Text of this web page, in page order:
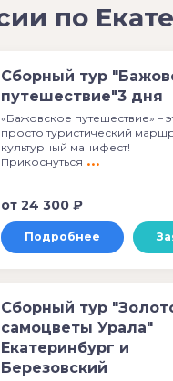
по
Сборный тур
путешествие"3 дня
«Бажовское путешествие» –
просто туристический
культурный манифест!
Прикоснуться
от 24 300 ₽
Подробнее
Сборный тур
самоцветы Урала"
Екатеринбург и
Березовский